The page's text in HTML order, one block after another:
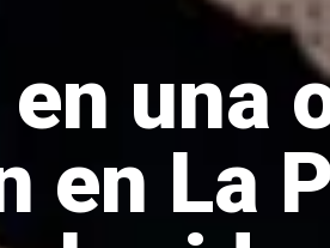
una
en La